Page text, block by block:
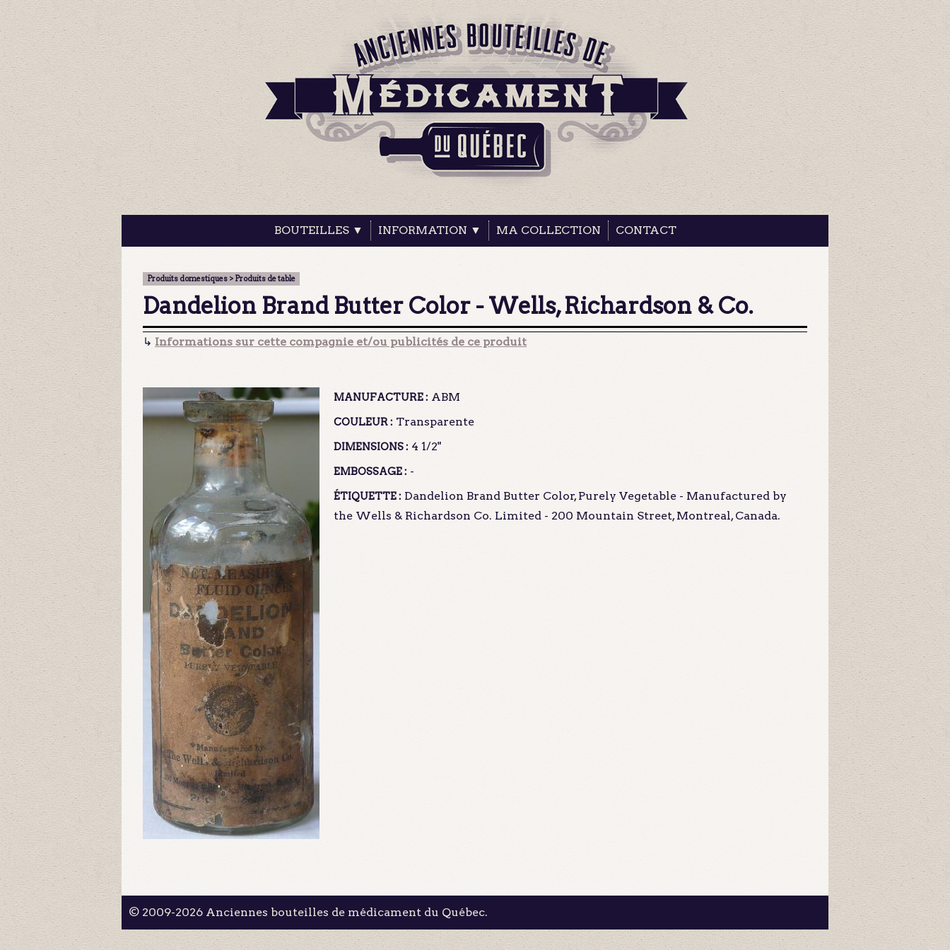
BOUTEILLES ▼ INFORMATION ▼ MA COLLECTION CONTACT
Produits domestiques > Produits de table
Dandelion Brand Butter Color - Wells, Richardson & Co.
↳ Informations sur cette compagnie et/ou publicités de ce produit
MANUFACTURE : ABM
COULEUR : Transparente
DIMENSIONS : 4 1/2"
EMBOSSAGE : -
ÉTIQUETTE : Dandelion Brand Butter Color, Purely Vegetable - Manufactured by
the Wells & Richardson Co. Limited - 200 Mountain Street, Montreal, Canada.
© 2009-2026 Anciennes bouteilles de médicament du Québec.